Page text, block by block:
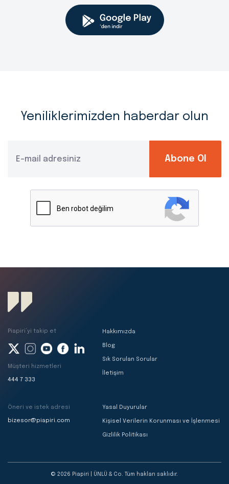
Yeniliklerimizden haberdar olun
Abone Ol
Hakkımızda
Blog
Sık Sorulan Sorular
İletişim
Yasal Duyurular
Kişisel Verilerin Korunması ve İşlenmesi
Gizlilik Politikası
Piapiri’yi takip et
Müşteri hizmetleri
444 7 333
Öneri ve istek adresi
bizesor@piapiri.com
© 2026 Piapiri | ÜNLÜ & Co. Tüm hakları saklıdır.